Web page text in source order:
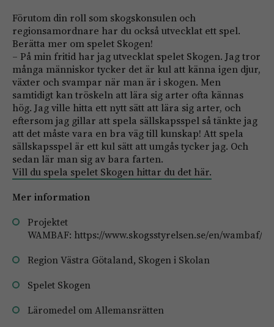
Förutom din roll som skogskonsulen och
regionsamordnare har du också utvecklat ett spel.
Berätta mer om spelet Skogen!
– På min fritid har jag utvecklat spelet Skogen. Jag tror
många människor tycker det är kul att känna igen djur,
växter och svampar när man är i skogen. Men
samtidigt kan tröskeln att lära sig arter ofta kännas
hög. Jag ville hitta ett nytt sätt att lära sig arter, och
eftersom jag gillar att spela sällskapsspel så tänkte jag
att det måste vara en bra väg till kunskap! Att spela
sällskapsspel är ett kul sätt att umgås tycker jag. Och
sedan lär man sig av bara farten.
Vill du spela spelet Skogen hittar du det här.
Mer information
Projektet
WAMBAF: https://www.skogsstyrelsen.se/en/wambaf/
Region Västra Götaland, Skogen i Skolan
Spelet Skogen
Läromedel om Allemansrätten